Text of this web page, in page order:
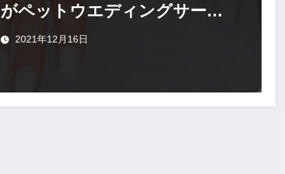
がペットウエディングサービ
スを開始
2021年12月16日